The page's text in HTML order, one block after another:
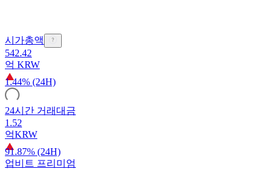
시가총액
542.42
억 KRW
1.44% (24H)
24시간 거래대금
1.52
억KRW
91.87% (24H)
업비트 프리미엄